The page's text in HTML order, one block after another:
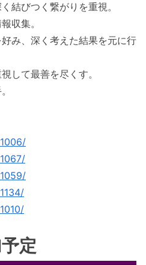
結びつく繋がりを重視。
収集。
み、深く考えた結果を元に行
して最善を尽くす。
定